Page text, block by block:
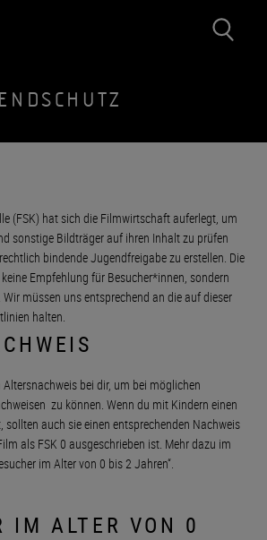
(FSK) hat sich die Filmwirtschaft auferlegt, um
sonstige Bildträger auf ihren Inhalt zu prüfen
bindende Jugendfreigabe zu erstellen. Die
Empfehlung für Besucher*innen, sondern
müssen uns entsprechend an die auf dieser
halten.
bei dir, um bei möglichen
zu können. Wenn du mit Kindern einen
auch sie einen entsprechenden Nachweis
als FSK 0 ausgeschrieben ist. Mehr dazu im
im Alter von 0 bis 2 Jahren“.
IM ALTER VON 0